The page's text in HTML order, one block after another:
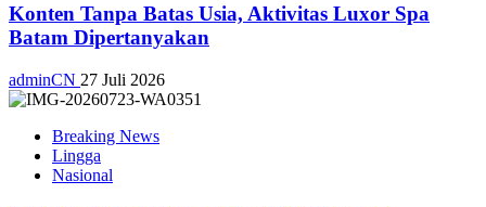
Konten Tanpa Batas Usia, Aktivitas Luxor Spa
Batam Dipertanyakan
adminCN 27 Juli 2026
Breaking News
Lingga
Nasional